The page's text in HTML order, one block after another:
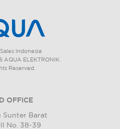
Indonesia
ELEKTRONIK.
Reserved.
OFFICE
Sunter Barat
No. 38-39